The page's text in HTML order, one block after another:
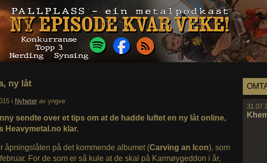
ny låt
i Nyheter av yngve
sendte over et tips om at de hadde luftet en ny låt online,
Heavymetal.no klar.
åpningslåten på det kommende albumet (Carving an Icon), som
For de som er så kule at de skal på Karmøygeddon i år,